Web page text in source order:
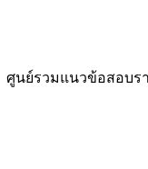
ศูนย์รวมแนวข้อสอบร